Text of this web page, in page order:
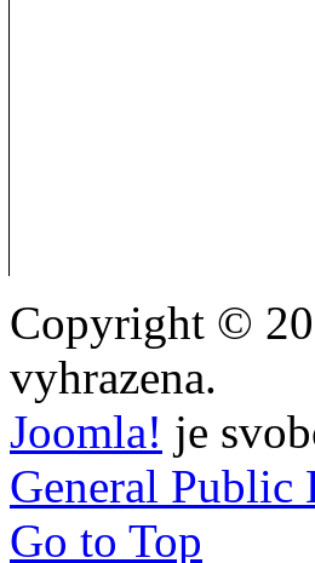
Copyright ©
vyhrazena.
Joomla! je
General Public
Go to Top